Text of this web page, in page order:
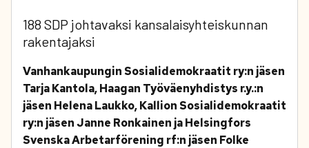
188 SDP johtavaksi kansalaisyhteiskunnan
rakentajaksi
Vanhankaupungin Sosialidemokraatit ry:n jäsen
Tarja Kantola, Haagan Työväenyhdistys r.y.:n
jäsen Helena Laukko, Kallion Sosialidemokraatit
ry:n jäsen Janne Ronkainen ja Helsingfors
Svenska Arbetarförening rf:n jäsen Folke